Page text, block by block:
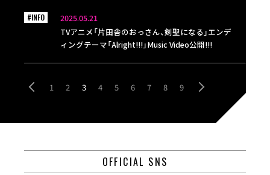
2025.05.21
TVアニメ「片田舎のおっさん、剣聖になる」エンデ
ィングテーマ「Alright!!!」Music Video公開!!!
#INFO
1 2 3 4 5 6 7 8 9
OFFICIAL SNS